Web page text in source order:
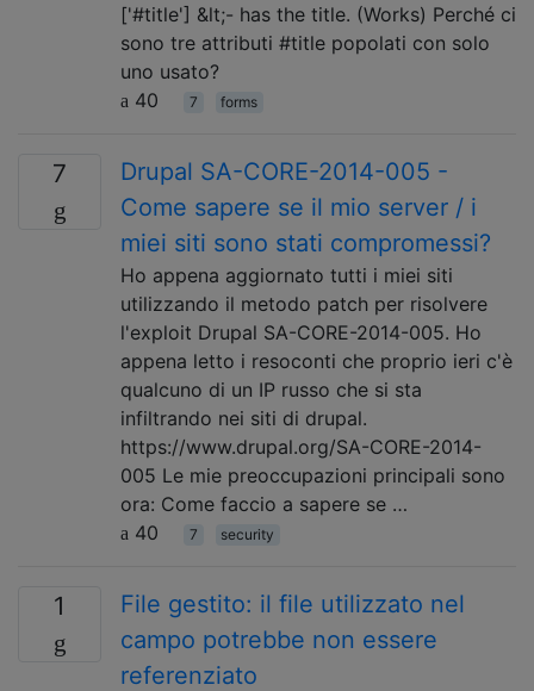
['#title'] &lt;- has the title. (Works) Perché ci
sono tre attributi #title popolati con solo
uno usato?
40
7 forms
7
Drupal SA-CORE-2014-005 -
Come sapere se il mio server / i
miei siti sono stati compromessi?
Ho appena aggiornato tutti i miei siti
utilizzando il metodo patch per risolvere
l'exploit Drupal SA-CORE-2014-005. Ho
appena letto i resoconti che proprio ieri c'è
qualcuno di un IP russo che si sta
infiltrando nei siti di drupal.
https://www.drupal.org/SA-CORE-2014-
005 Le mie preoccupazioni principali sono
ora: Come faccio a sapere se …
40
7 security
1
File gestito: il file utilizzato nel
campo potrebbe non essere
referenziato